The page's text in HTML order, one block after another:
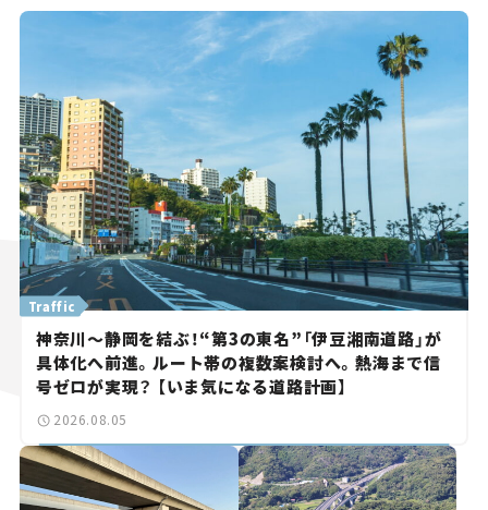
Traffic
神奈川～静岡を結ぶ！“第3の東名”「伊豆湘南道路」が
具体化へ前進。ルート帯の複数案検討へ。熱海まで信
号ゼロが実現？ 【いま気になる道路計画】
2026.08.05